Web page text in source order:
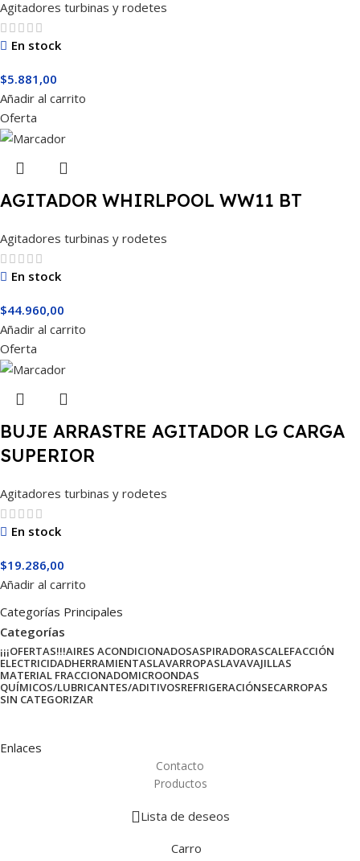
Agitadores turbinas y rodetes
En stock
$5.881,00
Añadir al carrito
Oferta
AGITADOR WHIRLPOOL WW11 BT
Agitadores turbinas y rodetes
En stock
$44.960,00
Añadir al carrito
Oferta
BUJE ARRASTRE AGITADOR LG CARGA
SUPERIOR
Agitadores turbinas y rodetes
En stock
$19.286,00
Añadir al carrito
Categorías Principales
Categorías
¡¡¡OFERTAS!!!AIRES ACONDICIONADOSASPIRADORASCALEFACCIÓN
ELECTRICIDADHERRAMIENTASLAVARROPASLAVAVAJILLAS
MATERIAL FRACCIONADOMICROONDAS
QUÍMICOS/LUBRICANTES/ADITIVOSREFRIGERACIÓNSECARROPAS
SIN CATEGORIZAR
Enlaces
Contacto
Productos
Lista de deseos
Carro